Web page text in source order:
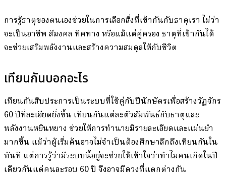
การรู้ธาตุของตนเองช่วยในการเลือกสิ่งที่เข้ากันกับธาตุเรา ไม่ว่า
จะเป็นอาชีพ สีมงคล ทิศทาง หรือแม้แต่คู่ครอง ธาตุที่เข้ากันได้
จะช่วยเสริมพลังงานและสร้างความสมดุลให้กับชีวิต
เทียนกันบอกอะไร
เทียนกันสิบประการเป็นระบบที่ใช้คู่กับปีนักษัตรเพื่อสร้างวัฏจักร
60 ปีที่ละเอียดยิ่งขึ้น เทียนกันแต่ละตัวสัมพันธ์กับธาตุและ
พลังงานหยินหยาง ช่วยให้การทำนายมีรายละเอียดและแม่นยำ
มากขึ้น แม้ว่าผู้เริ่มต้นอาจไม่จำเป็นต้องศึกษาลึกถึงเทียนกันใน
ทันที แต่การรู้ว่ามีระบบนี้อยู่จะช่วยให้เข้าใจว่าทำไมคนเกิดในปี
เดียวกันแต่คนละรอบ 60 ปี จึงอาจมีดวงที่แตกต่างกัน